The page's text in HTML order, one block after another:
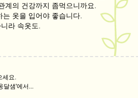
계의 건강까지 좀먹으니까요.
는 옷을 입어야 좋습니다.
라 속옷도.
세요.
달샘'에서...